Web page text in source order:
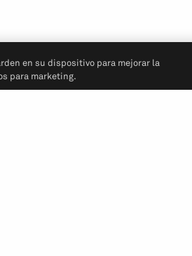
en su dispositivo para mejorar la
para marketing.